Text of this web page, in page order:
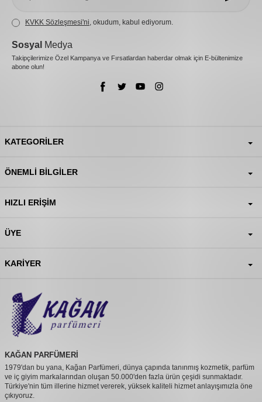
KVKK Sözleşmesi'ni , okudum, kabul ediyorum.
Sosyal Medya
Takipçilerimize Özel Kampanya ve Fırsatlardan haberdar olmak için E-bültenimize
abone olun!
KATEGORILER
ÖNEMLI BILGILER
HIZLI ERIŞIM
ÜYE
KARIYER
KAĞAN PARFÜMERİ
1979'dan bu yana, Kağan Parfümeri, dünya çapında tanınmış kozmetik, parfüm
ve iç giyim markalarından oluşan 50.000'den fazla ürün çeşidi sunmaktadır.
Türkiye'nin tüm illerine hizmet vererek, yüksek kaliteli hizmet anlayışımızla öne
çıkıyoruz.